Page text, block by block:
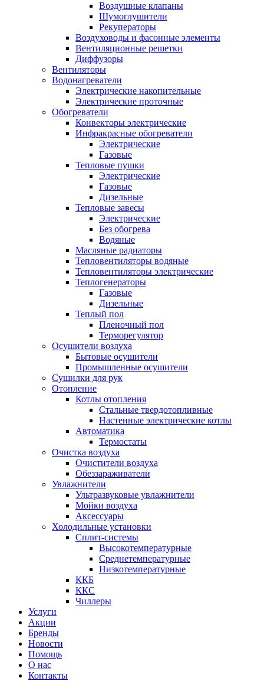
Воздушные клапаны
Шумоглушители
Рекуператоры
Воздуховоды и фасонные элементы
Вентиляционные решетки
Диффузоры
Вентиляторы
Водонагреватели
Электрические накопительные
Электрические проточные
Обогреватели
Конвекторы электрические
Инфракрасные обогреватели
Электрические
Газовые
Тепловые пушки
Электрические
Газовые
Дизельные
Тепловые завесы
Электрические
Без обогрева
Водяные
Масляные радиаторы
Тепловентиляторы водяные
Тепловентиляторы электрические
Теплогенераторы
Газовые
Дизельные
Теплый пол
Пленочный пол
Терморегулятор
Осушители воздуха
Бытовые осушители
Промышленные осушители
Сушилки для рук
Отопление
Котлы отопления
Стальные твердотопливные
Настенные электрические котлы
Автоматика
Термостаты
Очистка воздуха
Очистители воздуха
Обеззараживатели
Увлажнители
Ультразвуковые увлажнители
Мойки воздуха
Аксессуары
Холодильные установки
Сплит-системы
Высокотемпературные
Среднетемпературные
Низкотемпературные
ККБ
ККС
Чиллеры
Услуги
Акции
Бренды
Новости
Помощь
О нас
Контакты